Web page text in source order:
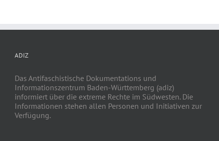
ADIZ
Das Antifaschistische Dokumentations und
Informationszentrum Baden-Württemberg (adiz)
informiert über die extreme Rechte im Südwesten. Die
Informationen stehen allen Personen und Initiativen zur
Verfügung.